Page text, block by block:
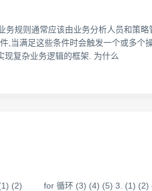
规则通常应该由业务分析人员和策略
,当满足这些条件时会触发一个或多个
复杂业务逻辑的框架. 为什么
(1) (2) for 循环 (3) (4) (5) 3. (1) (2)